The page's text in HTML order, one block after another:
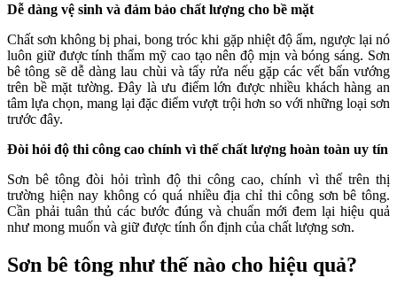
Dễ dàng vệ sinh và đảm bảo chất lượng cho bề mặt
Chất sơn không bị phai, bong tróc khi gặp nhiệt độ ẩm, ngược lại nó
luôn giữ được tính thẩm mỹ cao tạo nên độ mịn và bóng sáng. Sơn
bê tông sẽ dễ dàng lau chùi và tẩy rửa nếu gặp các vết bẩn vướng
trên bề mặt tường. Đây là ưu điểm lớn được nhiều khách hàng an
tâm lựa chọn, mang lại đặc điểm vượt trội hơn so với những loại sơn
trước đây.
Đòi hỏi độ thi công cao chính vì thế chất lượng hoàn toàn uy tín
Sơn bê tông đòi hỏi trình độ thi công cao, chính vì thế trên thị
trường hiện nay không có quá nhiều địa chỉ thi công sơn bê tông.
Cần phải tuân thủ các bước đúng và chuẩn mới đem lại hiệu quả
như mong muốn và giữ được tính ổn định của chất lượng sơn.
Sơn bê tông như thế nào cho hiệu quả?